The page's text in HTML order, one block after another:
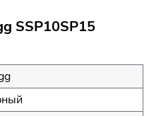
SSP10SP15